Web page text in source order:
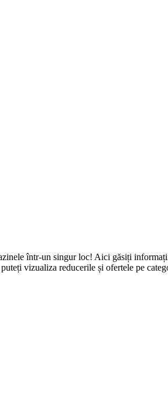
într-un singur loc! Aici găsiți
vizualiza reducerile și ofertele pe